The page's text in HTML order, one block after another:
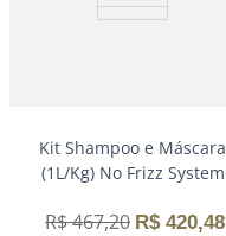
Kit Shampoo e Máscara
(1L/Kg) No Frizz System
R$467,20 R$ 420,48